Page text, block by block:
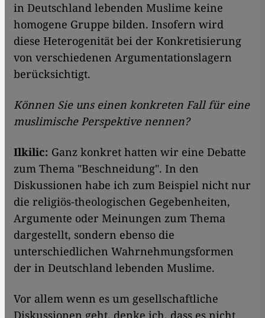
in Deutschland lebenden Muslime keine
homogene Gruppe bilden. Insofern wird
diese Heterogenität bei der Konkretisierung
von verschiedenen Argumentationslagern
berücksichtigt.
Können Sie uns einen konkreten Fall für eine
muslimische Perspektive nennen?
Ilkilic: Ganz konkret hatten wir eine Debatte
zum Thema "Beschneidung". In den
Diskussionen habe ich zum Beispiel nicht nur
die religiös-theologischen Gegebenheiten,
Argumente oder Meinungen zum Thema
dargestellt, sondern ebenso die
unterschiedlichen Wahrnehmungsformen
der in Deutschland lebenden Muslime.
Vor allem wenn es um gesellschaftliche
Diskussionen geht, denke ich, dass es nicht